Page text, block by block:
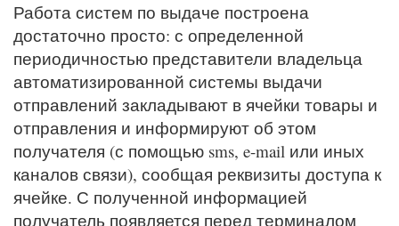
Работа систем по выдаче построена
достаточно просто: с определенной
периодичностью представители владельца
автоматизированной системы выдачи
отправлений закладывают в ячейки товары и
отправления и информируют об этом
получателя (с помощью sms, e-mail или иных
каналов связи), сообщая реквизиты доступа к
ячейке. С полученной информацией
получатель появляется перед терминалом